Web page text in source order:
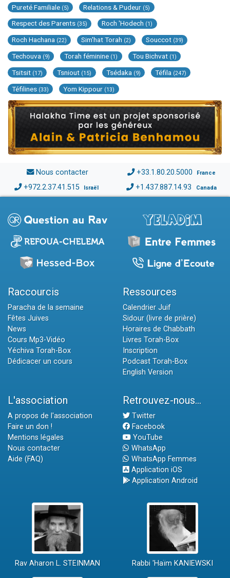
Pureté Familiale (5) Relations & Pudeur (5)
Respect des Parents (35) Roch 'Hodech (1)
Roch Hachana (22) Sim'hat Torah (2) Souccot (39)
Techouva (9) Torah féminine (1) Tou Bichvat (1)
Tsitsit (17) Tsniout (15) Tsédaka (9) Téfila (247)
Téfilines (33) Yom Kippour (13)
Nous contacter +33.1.80.20.5000 France
+972.2.37.41.515 Israël +1.437.887.14.93 Canada
Raccourcis
Paracha de la semaine
Fêtes Juives
News
Cours Mp3-Vidéo
Yéchiva Torah-Box
Dédicacer un cours
Ressources
Calendrier Juif
Sidour (livre de prière)
Horaires de Chabbath
Livres Torah-Box
Inscription
Podcast Torah-Box
English Version
L'association
A propos de l'association
Faire un don !
Mentions légales
Nous contacter
Aide (FAQ)
Retrouvez-nous...
Twitter
Facebook
YouTube
WhatsApp
WhatsApp Femmes
Application iOS
Application Android
Rav Aharon L. STEINMAN Rabbi 'Haïm KANIEWSKI